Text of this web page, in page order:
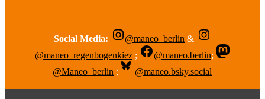
Social Media: @maneo_berlin &
@maneo_regenbogenkiez ; @maneo.berlin;
@Maneo_berlin ; @maneo.bsky.social